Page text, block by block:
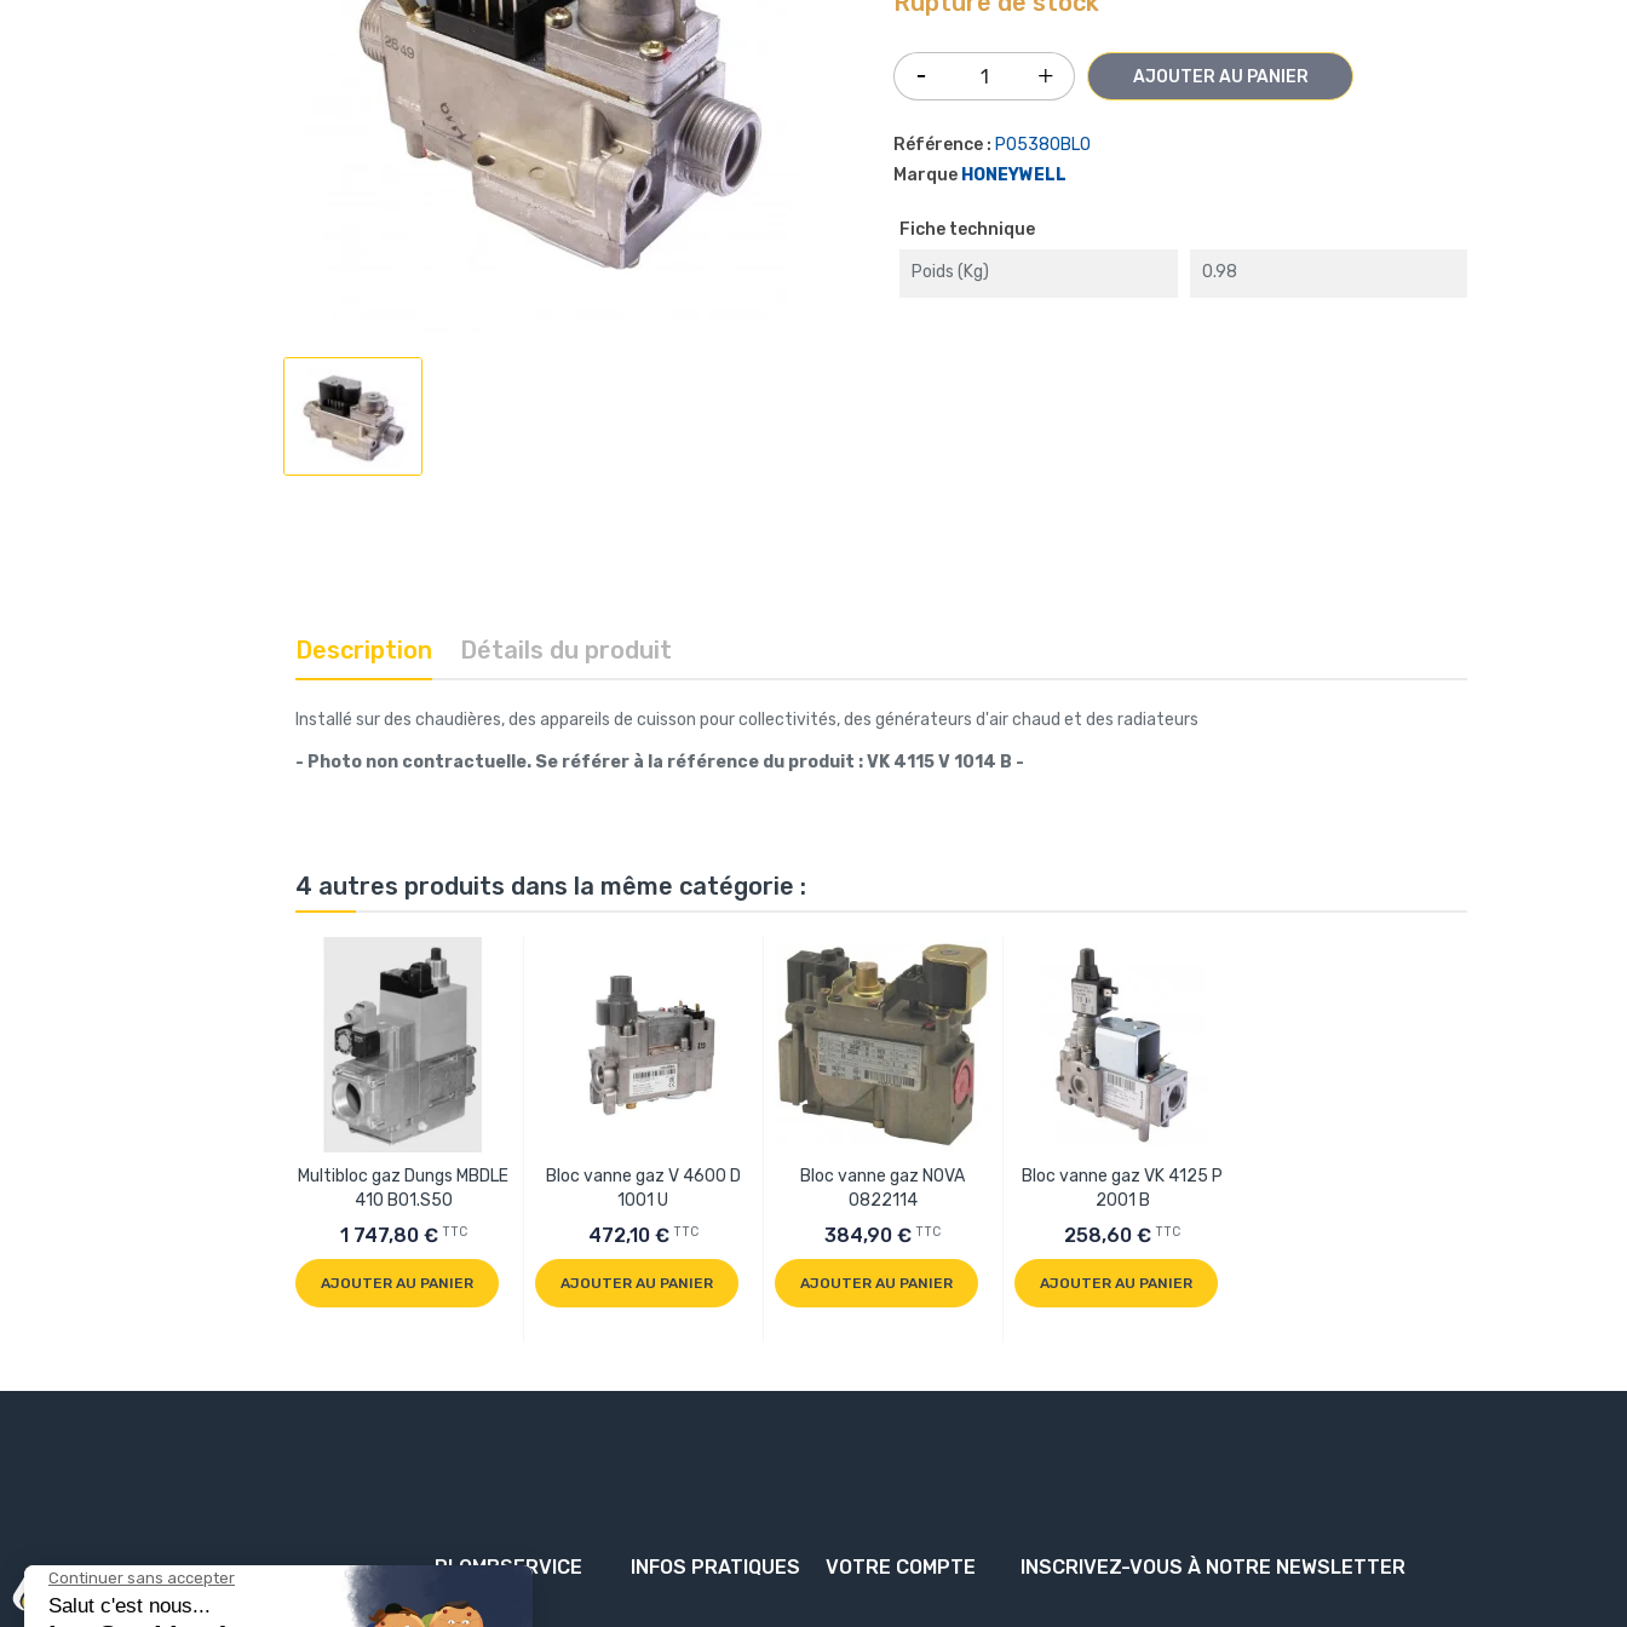
AJOUTER AU PANIER
Référence : P05380BLO
Marque HONEYWELL
Fiche technique
Poids (kg) 0.98
Description Détails du produit
Installé sur des chaudières, des appareils de cuisson pour collectivités, des générateurs d'air chaud et des radiateurs
- Photo non contractuelle. Se référer à la référence du produit : VK 4115 V 1014 B -
4 autres produits dans la même catégorie :
Multibloc gaz Dungs MBDLE
410 B01.S50
1 747,80 € TTC
AJOUTER AU PANIER
Bloc vanne gaz V 4600 D
1001 U
472,10 € TTC
AJOUTER AU PANIER
Bloc vanne gaz NOVA
0822114
384,90 € TTC
AJOUTER AU PANIER
Bloc vanne gaz VK 4125 P
2001 B
258,60 € TTC
AJOUTER AU PANIER
PLOMBSERVICE INFOS PRATIQUES VOTRE COMPTE INSCRIVEZ-VOUS À NOTRE NEWSLETTER